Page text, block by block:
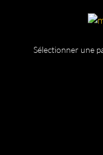
Sélectionner une